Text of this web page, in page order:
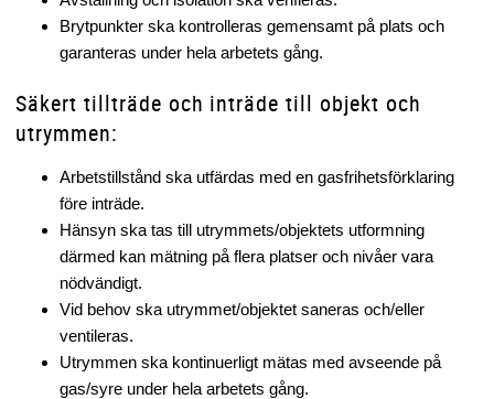
Brytpunkter ska kontrolleras gemensamt på plats och
garanteras under hela arbetets gång.
Säkert tillträde och inträde till objekt och
utrymmen:
Arbetstillstånd ska utfärdas med en gasfrihetsförklaring
före inträde.
Hänsyn ska tas till utrymmets/objektets utformning
därmed kan mätning på flera platser och nivåer vara
nödvändigt.
Vid behov ska utrymmet/objektet saneras och/eller
ventileras.
Utrymmen ska kontinuerligt mätas med avseende på
gas/syre under hela arbetets gång.